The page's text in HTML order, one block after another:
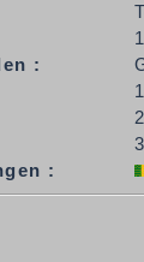
:
: